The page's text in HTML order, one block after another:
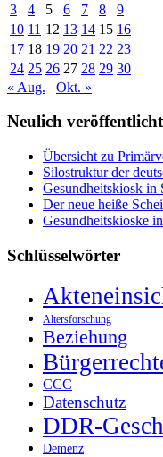
3
4 5 6 7 8
9
10 11 12 13 14 15 16
17 18 19 20 21 22 23
24 25 26 27 28 29 30
« Aug.
Okt. »
Neulich veröffentlicht
Übersicht zu
Silostruktur der
Gesundheitskiosk in
Der neue heiße
Gesundheitskioske
Schlüsselwörter
Altersforschung
Beziehung
CCC
Datenschutz
DDR-
Demenz